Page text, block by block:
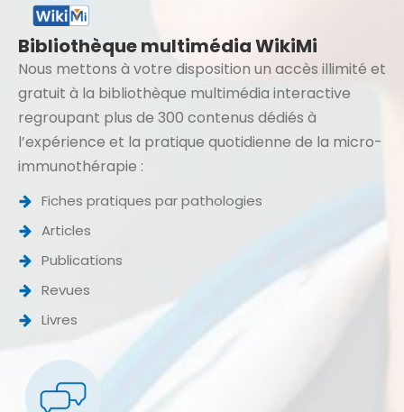
Bibliothèque multimédia WikiMi
Nous mettons à votre disposition un accès illimité et
gratuit à la bibliothèque multimédia interactive
regroupant plus de 300 contenus dédiés à
l’expérience et la pratique quotidienne de la micro-
immunothérapie :
Fiches pratiques par pathologies
Articles
Publications
Revues
Livres